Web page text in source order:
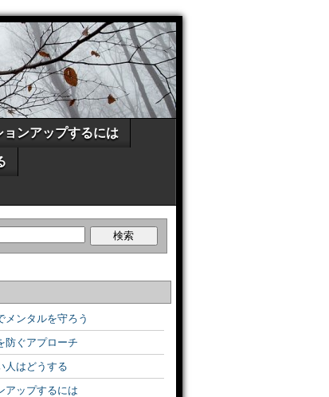
ョンアップするには
メンタルを守ろう
防ぐアプローチ
人はどうする
アップするには